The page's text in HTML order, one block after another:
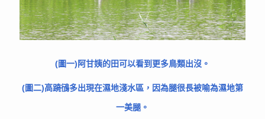
(圖一)阿甘姨的田可以看到更多鳥類出沒。
(圖二)高蹺鴴多出現在濕地淺水區，因為腿很長被喻為濕地第
一美腿。